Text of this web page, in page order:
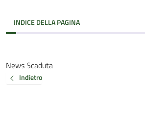
INDICE DELLA PAGINA
News Scaduta
Indietro